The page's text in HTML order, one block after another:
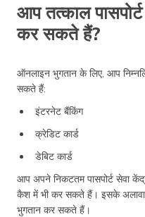
आप तत्काल
कर सकते हैं?
ऑनलाइन भुगतान के लिए, आप
सकते हैं:
इंटरनेट बैंकिंग
क्रेडिट कार्ड
डेबिट कार्ड
आप अपने निकटतम पासपोर्ट सेवा
कैश में भी कर सकते हैं। इसके
भुगतान कर सकते हैं।